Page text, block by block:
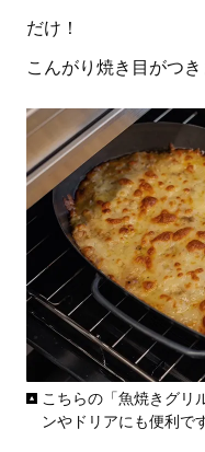
だけ！
こんがり焼き目がつき
こちらの「魚焼きグリ
ンやドリアにも便利で